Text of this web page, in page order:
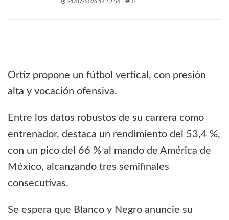
31/07/2026 14:12:54 0
Ortiz propone un fútbol vertical, con presión
alta y vocación ofensiva.
Entre los datos robustos de su carrera como
entrenador, destaca un rendimiento del 53,4 %,
con un pico del 66 % al mando de América de
México, alcanzando tres semifinales
consecutivas.
Se espera que Blanco y Negro anuncie su